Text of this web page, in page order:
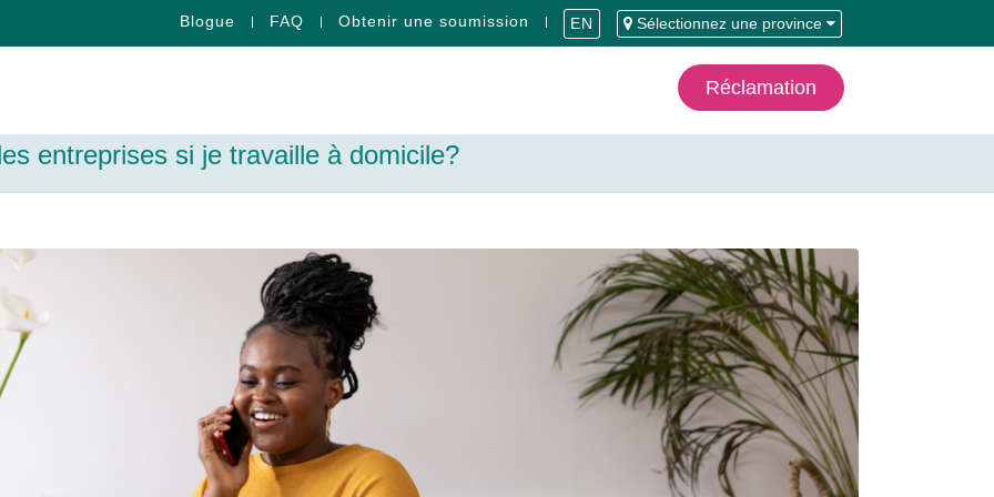
Blogue FAQ Obtenir une soumission EN Sélectionnez une province
Réclamation
entreprises si je travaille à domicile?